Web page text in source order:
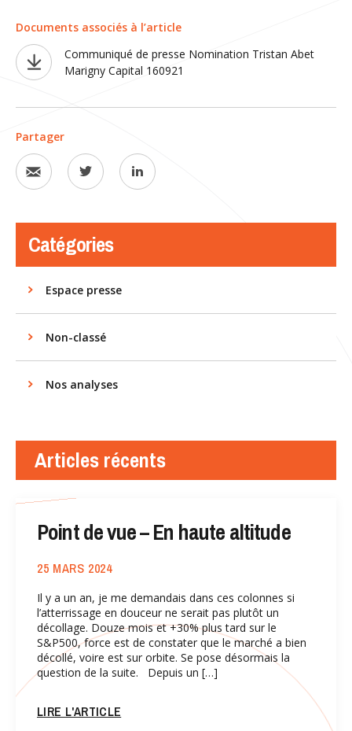
Documents associés à l’article
Communiqué de presse Nomination Tristan Abet
Marigny Capital 160921
Partager
Catégories
Espace presse
Non-classé
Nos analyses
Articles récents
Point de vue – En haute altitude
25 MARS 2024
Il y a un an, je me demandais dans ces colonnes si
l’atterrissage en douceur ne serait pas plutôt un
décollage. Douze mois et +30% plus tard sur le
S&P500, force est de constater que le marché a bien
décollé, voire est sur orbite. Se pose désormais la
question de la suite. Depuis un […]
LIRE L'ARTICLE